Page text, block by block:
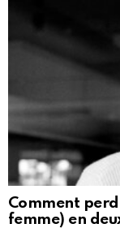
Comment
femme) en